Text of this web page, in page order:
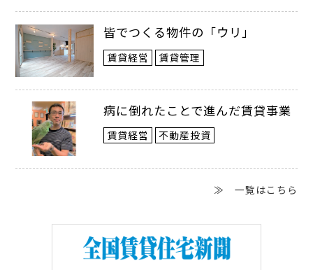
たのだという。
「所有する賃貸物件をすべて見せたほ
か、私の好きな絵の雰囲気なども伝えたう
えで、自由にデザインしてもらいました」
（赤井オーナー）
皆でつくる物件の「ウリ」
賃貸経営 賃貸管理
病に倒れたことで進んだ賃貸事業
賃貸経営 不動産投資
≫ 一覧はこちら